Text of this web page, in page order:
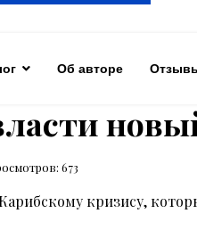
Об авторе
673
кризису,